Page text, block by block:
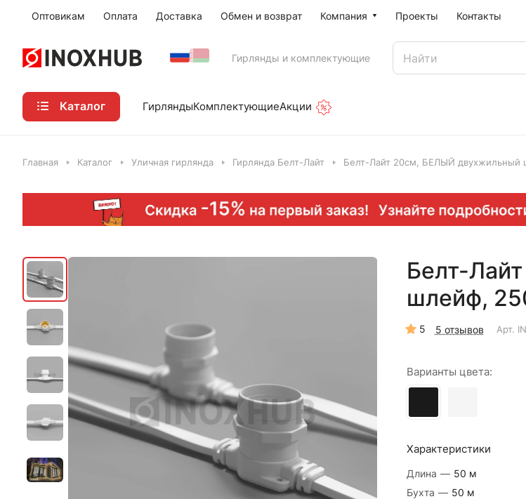
Оптовикам Оплата Доставка Обмен и возврат Компания Проекты Контакты
Гирлянды и комплектующие
Каталог ГирляндыКомплектующиеАкции
Главная Каталог Уличная гирлянда Гирлянда Белт-Лайт Белт-Лайт 20см, БЕЛЫЙ двухжильный
Белт-
шлейф,
5 5 отзывов Арт.
Варианты цвета:
Характеристики
Длина — 50 м
Бухта — 50 м